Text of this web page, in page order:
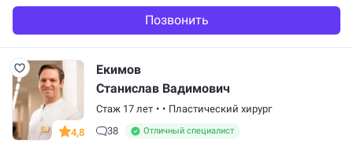
Позвонить
4,8
Екимов
Станислав Вадимович
Стаж 17 лет • • Пластический хирург
38
Отличный специалист